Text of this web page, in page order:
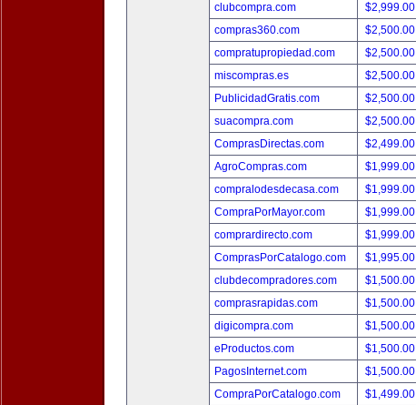
clubcompra.com
$2,999.00
compras360.com
$2,500.00
compratupropiedad.com
$2,500.00
miscompras.es
$2,500.00
PublicidadGratis.com
$2,500.00
suacompra.com
$2,500.00
ComprasDirectas.com
$2,499.00
AgroCompras.com
$1,999.00
compralodesdecasa.com
$1,999.00
CompraPorMayor.com
$1,999.00
comprardirecto.com
$1,999.00
ComprasPorCatalogo.com
$1,995.00
clubdecompradores.com
$1,500.00
comprasrapidas.com
$1,500.00
digicompra.com
$1,500.00
eProductos.com
$1,500.00
PagosInternet.com
$1,500.00
CompraPorCatalogo.com
$1,499.00